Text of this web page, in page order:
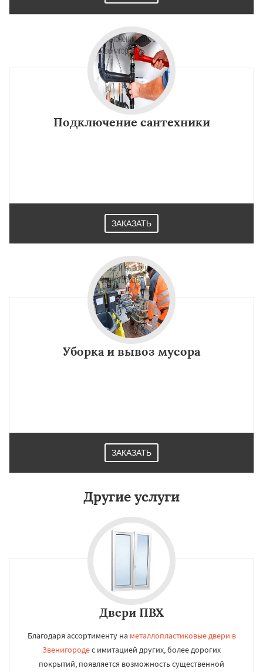
Подключение сантехники
ЗАКАЗАТЬ
Уборка и вывоз мусора
ЗАКАЗАТЬ
Другие услуги
Двери ПВХ
Благодаря ассортименту на металлопластиковые двери в
Звенигородес имитацией других, более дорогих
покрытий, появляется возможность существенной